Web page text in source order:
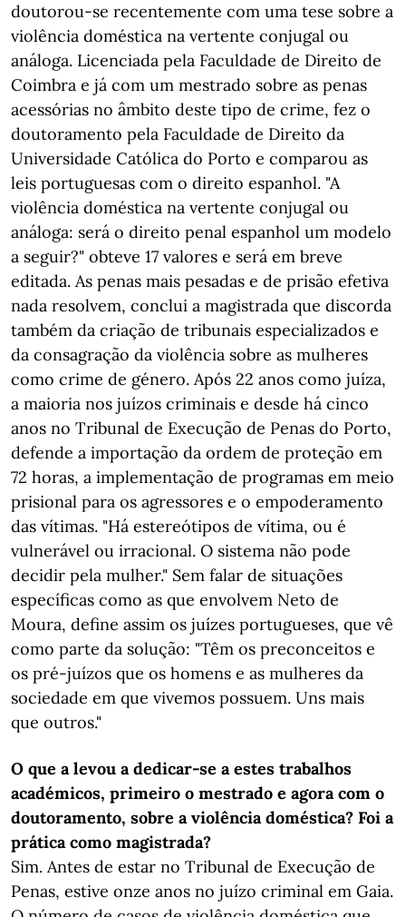
doutorou-se recentemente com uma tese sobre a
violência doméstica na vertente conjugal ou
análoga. Licenciada pela Faculdade de Direito de
Coimbra e já com um mestrado sobre as penas
acessórias no âmbito deste tipo de crime, fez o
doutoramento pela Faculdade de Direito da
Universidade Católica do Porto e comparou as
leis portuguesas com o direito espanhol. "A
violência doméstica na vertente conjugal ou
análoga: será o direito penal espanhol um modelo
a seguir?" obteve 17 valores e será em breve
editada. As penas mais pesadas e de prisão efetiva
nada resolvem, conclui a magistrada que discorda
também da criação de tribunais especializados e
da consagração da violência sobre as mulheres
como crime de género. Após 22 anos como juíza,
a maioria nos juízos criminais e desde há cinco
anos no Tribunal de Execução de Penas do Porto,
defende a importação da ordem de proteção em
72 horas, a implementação de programas em meio
prisional para os agressores e o empoderamento
das vítimas. "Há estereótipos de vítima, ou é
vulnerável ou irracional. O sistema não pode
decidir pela mulher." Sem falar de situações
específicas como as que envolvem Neto de
Moura, define assim os juízes portugueses, que vê
como parte da solução: "Têm os preconceitos e
os pré-juízos que os homens e as mulheres da
sociedade em que vivemos possuem. Uns mais
que outros."
O que a levou a dedicar-se a estes trabalhos
académicos, primeiro o mestrado e agora com o
doutoramento, sobre a violência doméstica? Foi a
prática como magistrada?
Sim. Antes de estar no Tribunal de Execução de
Penas, estive onze anos no juízo criminal em Gaia.